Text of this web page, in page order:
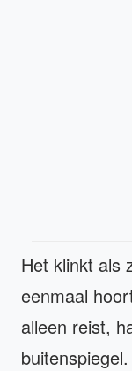
Het klinkt als
eenmaal
alleen reist,